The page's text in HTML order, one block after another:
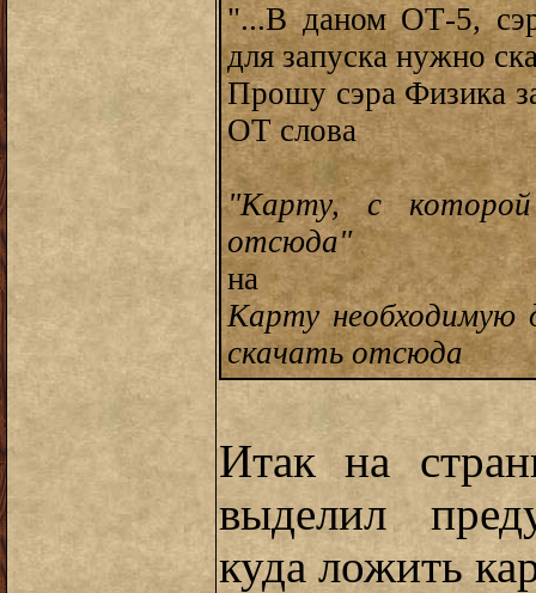
"...В даном ОТ-5,
для запуска нужно
Прошу сэра Физика
ОТ слова
"Карту, с
отсюда"
на
Карту необходимую
скачать отсюда
Итак на
выделил
куда ложить